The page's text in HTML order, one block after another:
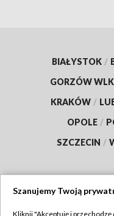
BIAŁYSTOK /
GORZÓW
KRAKÓW /
OPOLE /
SZCZECIN /
Szanujemy Twoją
Kliknij "Akceptuję i przechodzę